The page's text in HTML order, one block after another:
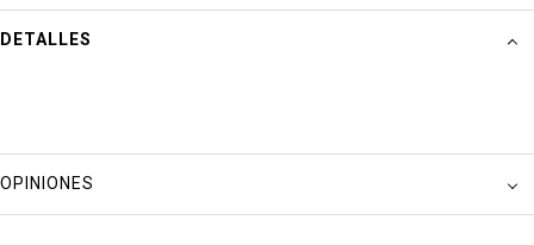
DETALLES
OPINIONES